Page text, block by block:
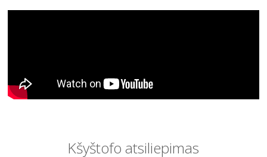
Kšyštofo atsiliepimas